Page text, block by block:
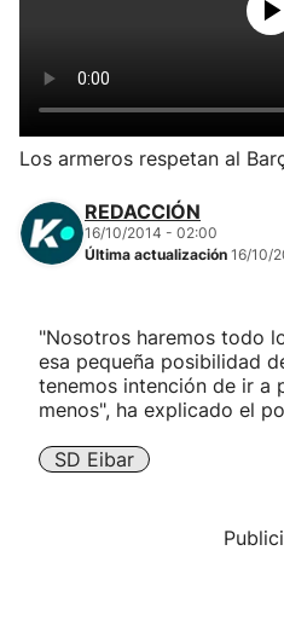
Herri-kirolak
Balonmano
Kirolak 360
Carreras de montaña
Los armeros respetan al
REDACCIÓN
16/10/2014 - 02:00
Última actualización 16/10/
"Nosotros haremos todo
esa pequeña posibilidad
tenemos intención de ir a
menos", ha explicado el
SD Eibar